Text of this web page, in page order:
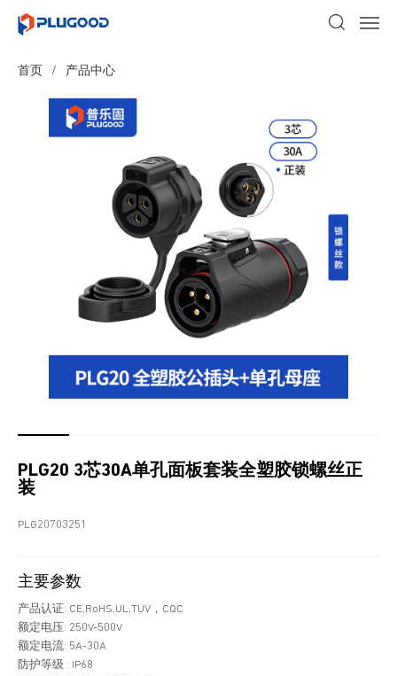
首页 / 产品中心
PLG20 3芯30A单孔面板套装全塑胶锁螺丝正
装
PLG20703251
主要参数
产品认证: CE,RoHS,UL,TUV，CQC
额定电压: 250V-500V
额定电流: 5A-30A
防护等级 : IP68